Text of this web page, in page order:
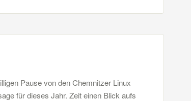
Pause von den Chemnitzer Linux
für dieses Jahr. Zeit einen Blick aufs